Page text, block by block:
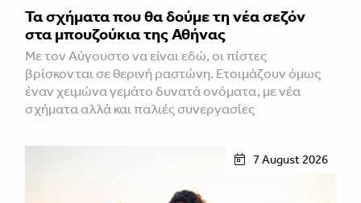
Τα σχήματα που θα δούμε τη νέα σεζόν
στα μπουζούκια της Αθήνας
Με τον Αύγουστο να είναι εδώ, οι πίστες
βρίσκονται σε θερινή ραστώνη. Ετοιμάζουν όμως
έναν χειμώνα γεμάτο δυνατά ονόματα, με νέα
σχήματα αλλά και παλιές συνεργασίες
7 August 2026